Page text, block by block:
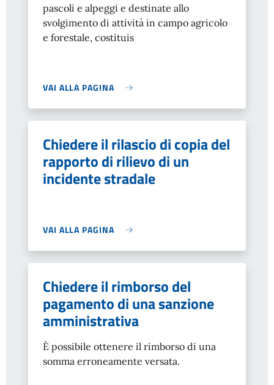
pascoli e alpeggi e destinate allo
svolgimento di attività in campo agricolo
e forestale, costituis
VAI ALLA PAGINA
Chiedere il rilascio di copia del
rapporto di rilievo di un
incidente stradale
VAI ALLA PAGINA
Chiedere il rimborso del
pagamento di una sanzione
amministrativa
È possibile ottenere il rimborso di una
somma erroneamente versata.